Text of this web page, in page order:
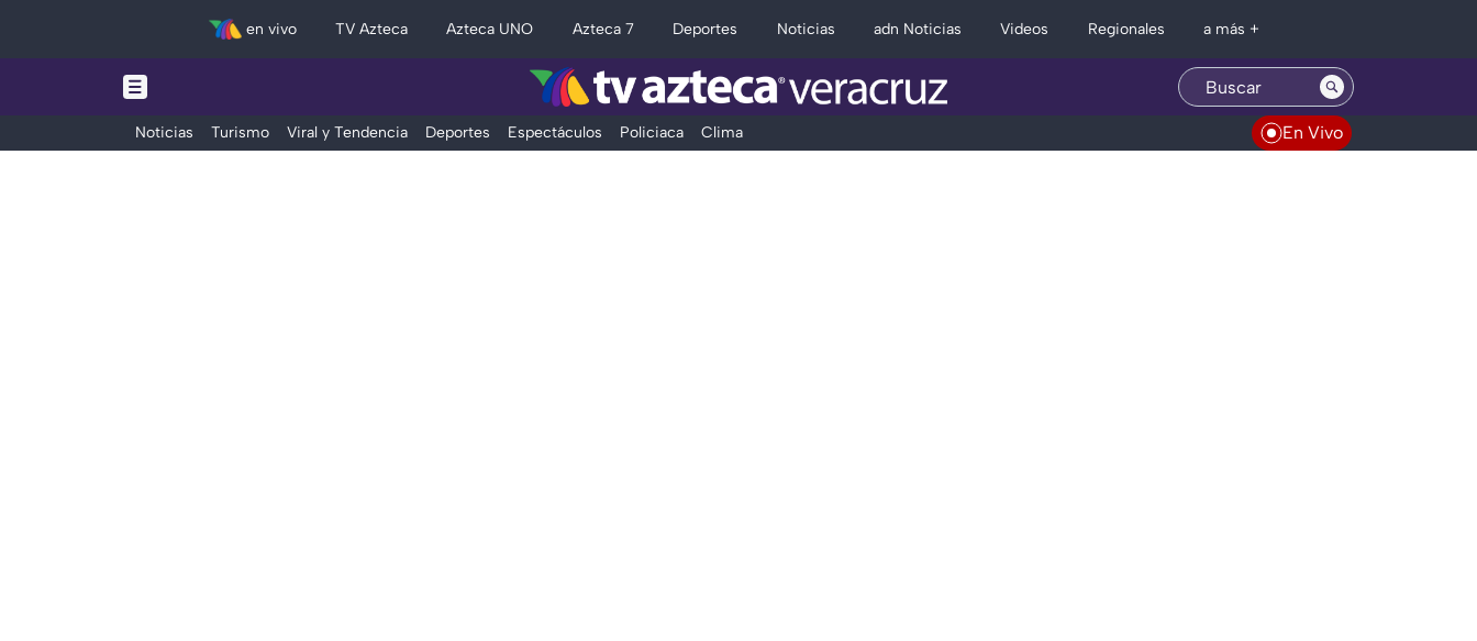
en vivo TV Azteca Azteca UNO Azteca 7 Deportes Noticias adn Noticias Videos Regionales a más +
Noticias Turismo Viral y Tendencia Deportes Espectáculos Policiaca Clima En Vivo